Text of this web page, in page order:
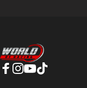
World of Racing